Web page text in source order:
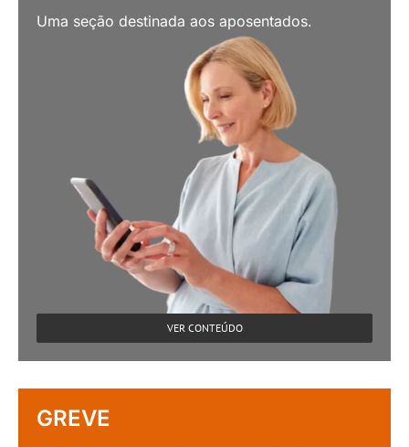
Uma seção destinada aos aposentados.
VER CONTEÚDO
GREVE